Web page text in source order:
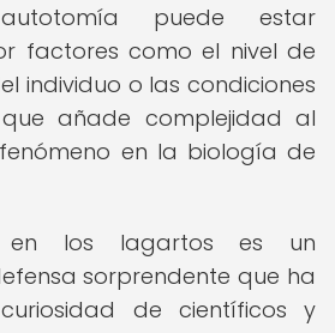
puede estar
factores como el nivel de
individuo o las condiciones
añade complejidad al
en la biología de
en los lagartos es un
sorprendente que ha
de científicos y